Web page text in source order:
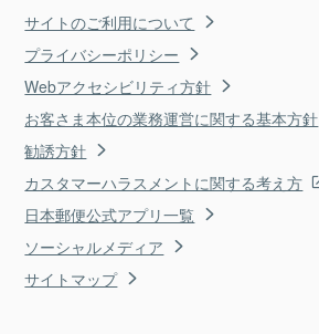
サイトのご利用について
プライバシーポリシー
Webアクセシビリティ方針
お客さま本位の業務運営に関する基本方針
勧誘方針
カスタマーハラスメントに関する考え方
日本郵便公式アプリ一覧
ソーシャルメディア
サイトマップ